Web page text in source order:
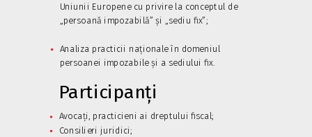
Uniunii Europene cu privire la conceptul de
„persoană impozabilă” și „sediu fix”;
Analiza practicii naționale în domeniul
persoanei impozabile și a sediului fix.
Participanți
Avocați, practicieni ai dreptului fiscal;
Consilieri juridici;